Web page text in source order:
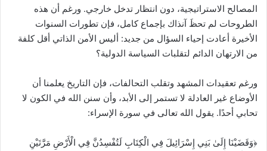
المصالح الاستراتيجية، دون انتظار تدخل خارجي. ورغم أن هذه
الطروحات لم تحظَ آنذاك بإجماع كامل، فإن تطورات السنوات
الأخيرة أعادت إحياء السؤال من جديد: أليس الأمن الذاتي أقل كلفة
من الارتهان الدائم لتقلبات السياسة الدولية؟
ورغم تعقيدات المشهد وتقلب التحالفات، فإن التاريخ يعلمنا أن
الأوضاع غير العادلة لا تستمر إلى الأبد، وأن سنن الله في الكون لا
تحابي أحدًا. يقول الله تعالى في سورة الإسراء:
﴿وَقَضَيْنَا إِلَىٰ بَنِي إِسْرَائِيلَ فِي الْكِتَابِ لَتُفْسِدُنَّ فِي الْأَرْضِ مَرَّتَيْنِ